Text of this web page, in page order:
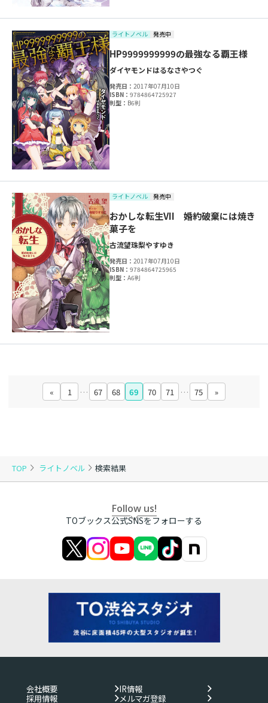
TOP ライトノベル 検索結果
ライトノベル 発売中
HP9999999999の最強なる覇王様
ダイヤモンドはるなさやつぐ
発売日：2017年07月10日
ISBN：9784864725927
判型： B6判
ライトノベル 発売中
おかしな転生VII 婚約破棄には焼き
菓子を
古流望珠梨やすゆき
発売日：2017年07月10日
ISBN：9784864725965
判型：A6判
« 1 … 67 68 69 70 71 … 75 »
Follow us!
TOブックス公式SNSをフォローする
会社概要
IR情報
採用情報
メルマガ登録